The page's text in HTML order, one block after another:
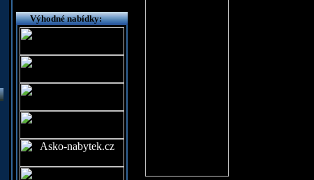
Výhodné nabídky: